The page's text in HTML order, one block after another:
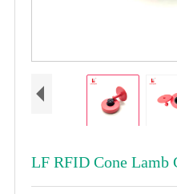
LF RFID Cone Lamb